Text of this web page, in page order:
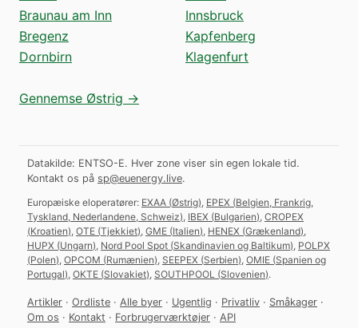
Braunau am Inn
Bregenz
Dornbirn
Innsbruck
Kapfenberg
Klagenfurt
Gennemse Østrig →
Datakilde: ENTSO-E. Hver zone viser sin egen lokale tid.
Kontakt os på sp@euenergy.live.
Europæiske eloperatører: EXAA (Østrig) EPEX (Belgien, Frankrig,
Tyskland, Nederlandene, Schweiz) IBEX (Bulgarien) CROPEX
(Kroatien) OTE (Tjekkiet) GME (Italien) HENEX (Grækenland)
HUPX (Ungarn) Nord Pool Spot (Skandinavien og Baltikum) POLPX
(Polen) OPCOM (Rumænien) SEEPEX (Serbien) OMIE (Spanien og
Portugal) OKTE (Slovakiet) SOUTHPOOL (Slovenien).
Artikler · Ordliste · Alle byer · Ugentlig · Privatliv · Småkager ·
Om os · Kontakt · Forbrugerværktøjer · API